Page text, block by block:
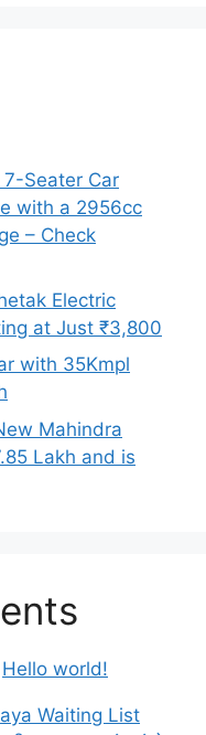
Seater Car
with a 2956cc
– Check
Electric
at Just ₹3,800
with 35Kmpl
Mahindra
Lakh and is
Hello world!
Waiting List